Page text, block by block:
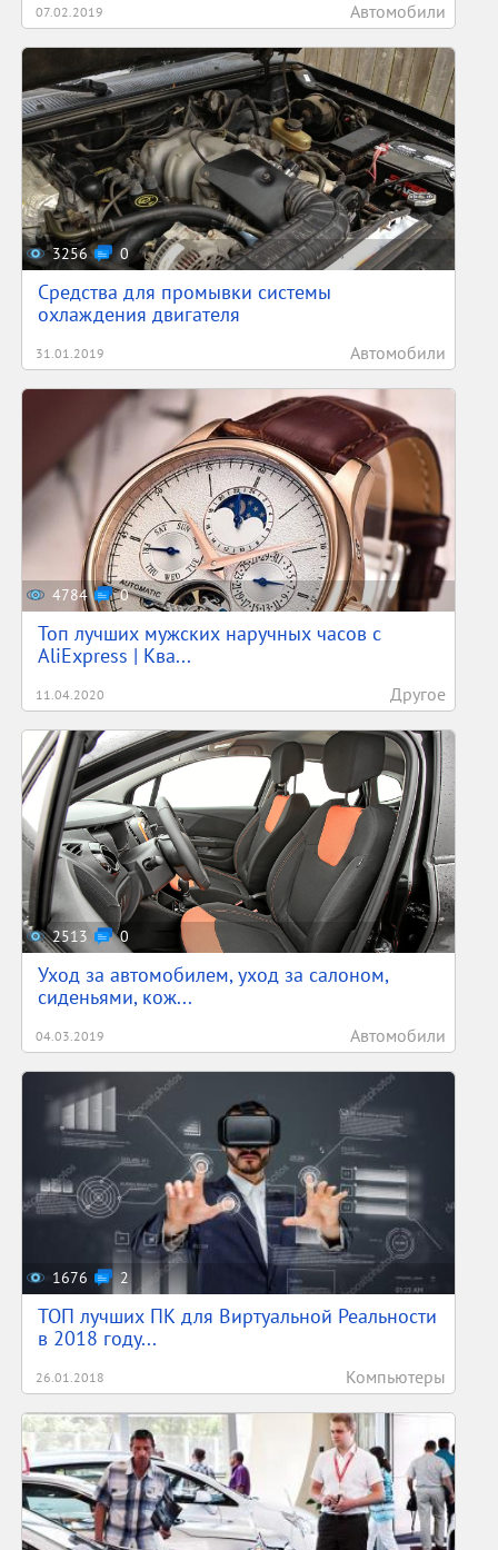
07.02.2019 Автомобили
3256 0
Средства для промывки системы
охлаждения двигателя
31.01.2019 Автомобили
4784 0
Топ лучших мужских наручных часов с
AliExpress | Ква...
11.04.2020 Другое
2513 0
Уход за автомобилем, уход за салоном,
сиденьями, кож...
04.03.2019 Автомобили
1676 2
ТОП лучших ПК для Виртуальной Реальности
в 2018 году...
26.01.2018 Компьютеры